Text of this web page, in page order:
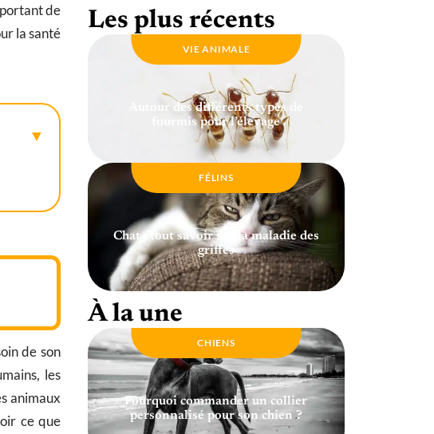
de
la santé
de son
les
animaux
ce que
Les plus récents
VIE ANIMALE
Autour des différents types de
fourmis pour l’élevage
FÉLINS
Chat : tout savoir sur la maladie des
griffes
À la une
CHIENS
Pourquoi commander un collier
personnalisé pour son chien ?